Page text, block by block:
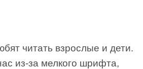
читать взрослые и дети.
из-за мелкого шрифта,